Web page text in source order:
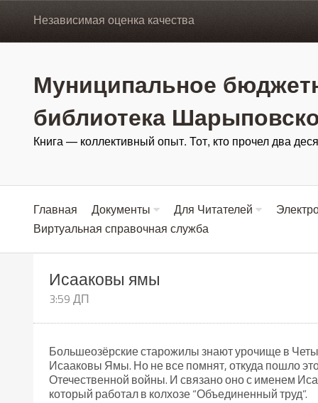
Независимая оценка качества
Муниципальное
библиотека
Книга — коллективный опыт. Тот, кто прочел два
Главная Документы Для Читателей
Виртуальная справочная служба
Исааковы ямы
3:59 ДП
Большеозёрские старожилы знают урочище в
Исааковы Ямы. Но не все помнят, откуда пошло
Отечественной войны. И связано оно с именем
который работал в колхозе “Объединенный труд”.